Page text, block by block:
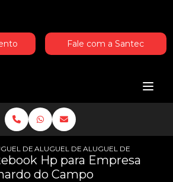
Fale com a Santec
DE NOTEBOOKS HP
ALUGUEL DE NOTEBOOK HP PARA
ALUGUEL DE
Hp para Empresa
do Campo